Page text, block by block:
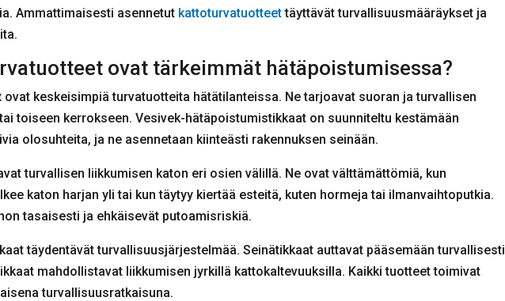
Ammattimaisesti asennetut kattoturvatuotteettäyttävät turvallisuusmääräykset ja
ovat tärkeimmät hätäpoistumisessa?
ovat keskeisimpiä turvatuotteita hätätilanteissa. Ne tarjoavat suoran ja turvallisen
toiseen kerrokseen. Vesivek-hätäpoistumistikkaat on suunniteltu kestämään
olosuhteita, ja ne asennetaan kiinteästi rakennuksen seinään.
turvallisen liikkumisen katon eri osien välillä. Ne ovat välttämättömiä, kun
katon harjan yli tai kun täytyy kiertää esteitä, kuten hormeja tai ilmanvaihtoputkia.
tasaisesti ja ehkäisevät putoamisriskiä.
täydentävät turvallisuusjärjestelmää. Seinätikkaat auttavat pääsemään turvallisesti
mahdollistavat liikkumisen jyrkillä kattokaltevuuksilla. Kaikki tuotteet toimivat
turvallisuusratkaisuna.